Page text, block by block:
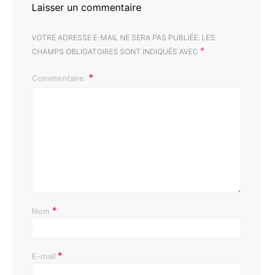
Laisser un commentaire
VOTRE ADRESSE E-MAIL NE SERA PAS PUBLIÉE. LES
CHAMPS OBLIGATOIRES SONT INDIQUÉS AVEC *
Commentaire
Nom *
E-mail *